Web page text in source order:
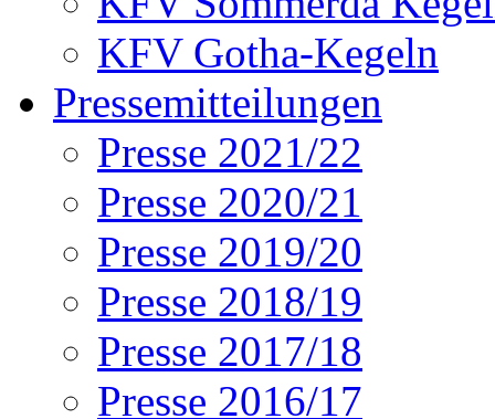
KFV Gotha-Kegeln
Pressemitteilungen
Presse 2021/22
Presse 2020/21
Presse 2019/20
Presse 2018/19
Presse 2017/18
Presse 2016/17